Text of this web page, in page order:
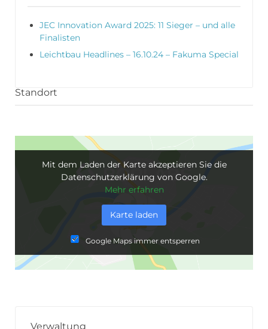
JEC Innovation Award 2025: 11 Sieger – und alle
Finalisten
Leichtbau Headlines – 16.10.24 – Fakuma Special
Standort
Mit dem Laden der Karte akzeptieren Sie die
Datenschutzerklärung von Google.
Mehr erfahren
Karte laden
Google Maps immer entsperren
Verwaltung